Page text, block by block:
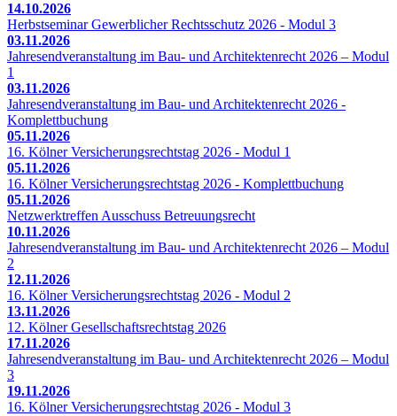
14.10.2026
Herbstseminar Gewerblicher Rechtsschutz 2026 - Modul 3
03.11.2026
Jahresendveranstaltung im Bau- und Architektenrecht 2026 – Modul
1
03.11.2026
Jahresendveranstaltung im Bau- und Architektenrecht 2026 -
Komplettbuchung
05.11.2026
16. Kölner Versicherungsrechtstag 2026 - Modul 1
05.11.2026
16. Kölner Versicherungsrechtstag 2026 - Komplettbuchung
05.11.2026
Netzwerktreffen Ausschuss Betreuungsrecht
10.11.2026
Jahresendveranstaltung im Bau- und Architektenrecht 2026 – Modul
2
12.11.2026
16. Kölner Versicherungsrechtstag 2026 - Modul 2
13.11.2026
12. Kölner Gesellschaftsrechtstag 2026
17.11.2026
Jahresendveranstaltung im Bau- und Architektenrecht 2026 – Modul
3
19.11.2026
16. Kölner Versicherungsrechtstag 2026 - Modul 3